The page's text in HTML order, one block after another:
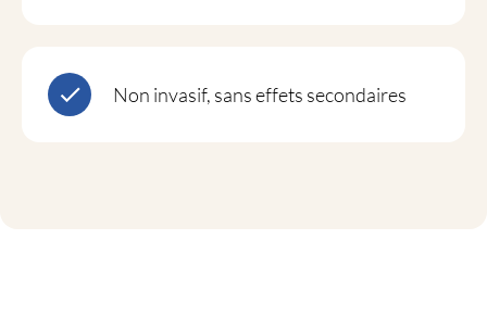
Non invasif, sans effets secondaires